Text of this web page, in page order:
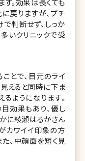
。効果は長くても
戻りますが、プチ
判断せず、しっか
いクリニックで受
とで、目元のライ
えると同時に下ま
ようになります。
効果もあり、優し
に綾瀬はるかさん
カワイイ印象の方
、中顔面を短く見